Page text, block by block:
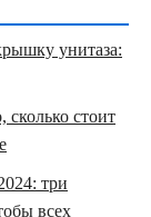
унитаза:
сколько стоит
три
всех